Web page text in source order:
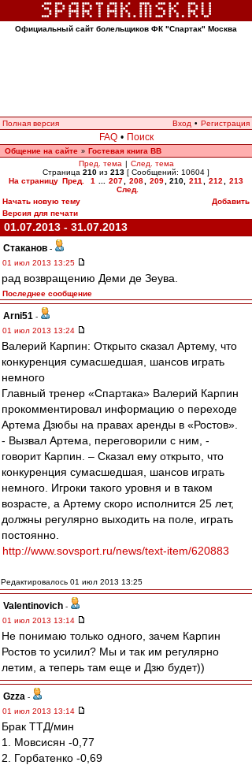
Официальный сайт болельщиков ФК "Спартак" Москва
Полная версия Вход • Регистрация
FAQ • Поиск
Общение на сайте » Гостевая книга ВВ
Пред. тема | След. тема
Страница 210 из 213 [ Сообщений: 10604 ]
На страницу Пред. 1 207 208 209 210 211 212
213
След.
Начать новую тему
Добавить
Версия для печати
01.07.2013 - 31.07.2013
Cтаканов -
01 июл 2013 13:25
рад возвращению Деми де Зеува.
Последнее сообщение
Arni51 -
01 июл 2013 13:24
Валерий Карпин: Открыто сказал Артему, что
конкуренция сумасшедшая, шансов играть
немного
Главный тренер «Спартака» Валерий Карпин
прокомментировал информацию о переходе
Артема Дзюбы на правах аренды в «Ростов».
- Вызвал Артема, переговорили с ним, -
говорит Карпин. – Сказал ему открыто, что
конкуренция сумасшедшая, шансов играть
немного. Игроки такого уровня и в таком
возрасте, а Артему скоро исполнится 25 лет,
должны регулярно выходить на поле, играть
постоянно.
http://www.sovsport.ru/news/text-item/620883
Редактировалось 01 июл 2013 13:25
Valentinovich -
01 июл 2013 13:14
Не понимаю только одного, зачем Карпин
Ростов то усилил? Мы и так им регулярно
летим, а теперь там еще и Дзю будет))
Gzza -
01 июл 2013 13:14
Брак ТТД/мин
1. Мовсисян -0,77
2. Горбатенко -0,69